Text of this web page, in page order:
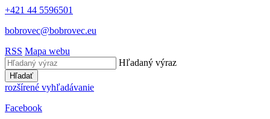
+421 44 5596501
bobrovec@bobrovec.eu
RSS Mapa webu
Hľadaný výraz
Hľadať
rozšírené vyhľadávanie
Facebook